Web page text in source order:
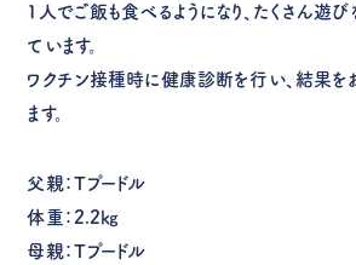
1人でご飯も食べるようになり、たくさん遊
ています。
ワクチン接種時に健康診断を行い、結果を
ます。
父親：Tプードル
体重：2.2㎏
母親：Tプードル